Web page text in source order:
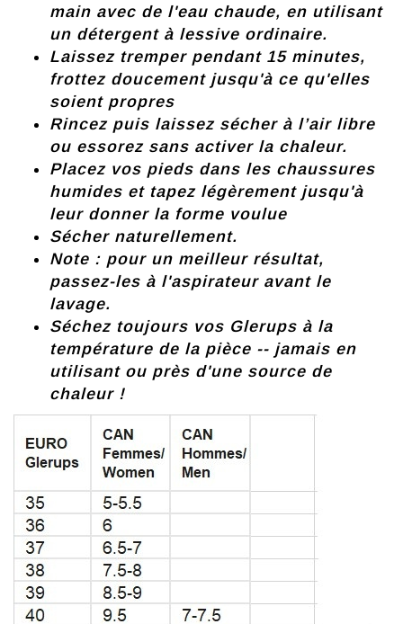
main avec de l'eau chaude, en utilisant
un détergent à lessive ordinaire.
Laissez tremper pendant 15 minutes,
frottez doucement jusqu'à ce qu'elles
soient propres
Rincez puis laissez sécher à l’air libre
ou essorez sans activer la chaleur.
Placez vos pieds dans les chaussures
humides et tapez légèrement jusqu'à
leur donner la forme voulue
Sécher naturellement.
Note : pour un meilleur résultat,
passez-les à l'aspirateur avant le
lavage.
Séchez toujours vos Glerups à la
température de la pièce -- jamais en
utilisant ou près d'une source de
chaleur !